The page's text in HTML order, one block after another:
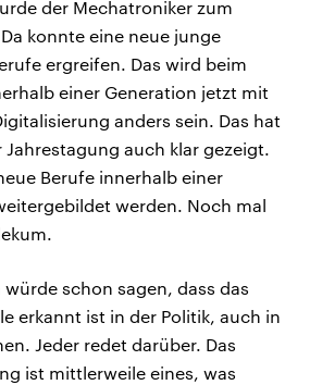
der Mechatroniker zum
konnte eine neue junge
ergreifen. Das wird beim
einer Generation jetzt mit
anders sein. Das hat
auch klar gezeigt.
Berufe innerhalb einer
werden. Noch mal
würde schon sagen, dass das
erkannt ist in der Politik, auch in
Jeder redet darüber. Das
ist mittlerweile eines, was